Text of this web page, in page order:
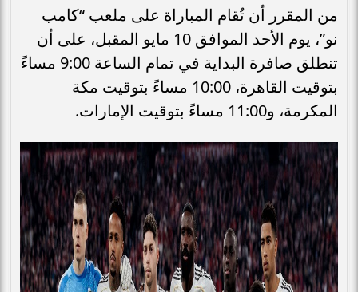
من المقرر أن تُقام المباراة على ملعب “كامب
نو”، يوم الأحد الموافق 10 مايو المقبل، على أن
تنطلق صافرة البداية في تمام الساعة 9:00 مساءً
بتوقيت القاهرة، 10:00 مساءً بتوقيت مكة
المكرمة، و11:00 مساءً بتوقيت الإمارات.